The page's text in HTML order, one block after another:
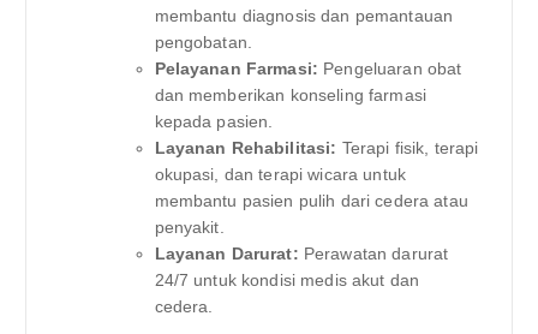
membantu diagnosis dan pemantauan
pengobatan.
Pelayanan Farmasi: Pengeluaran obat
dan memberikan konseling farmasi
kepada pasien.
Layanan Rehabilitasi: Terapi fisik, terapi
okupasi, dan terapi wicara untuk
membantu pasien pulih dari cedera atau
penyakit.
Layanan Darurat: Perawatan darurat
24/7 untuk kondisi medis akut dan
cedera.